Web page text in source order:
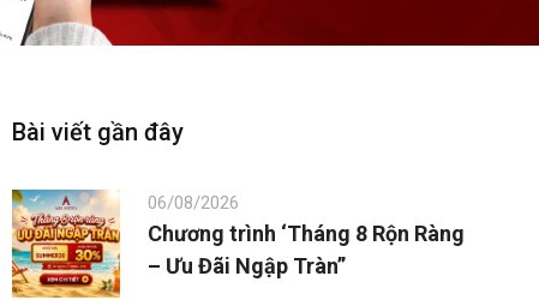
Bài viết gần đây
06/08/2026
Chương trình ‘Tháng 8 Rộn Ràng
– Ưu Đãi Ngập Tràn”